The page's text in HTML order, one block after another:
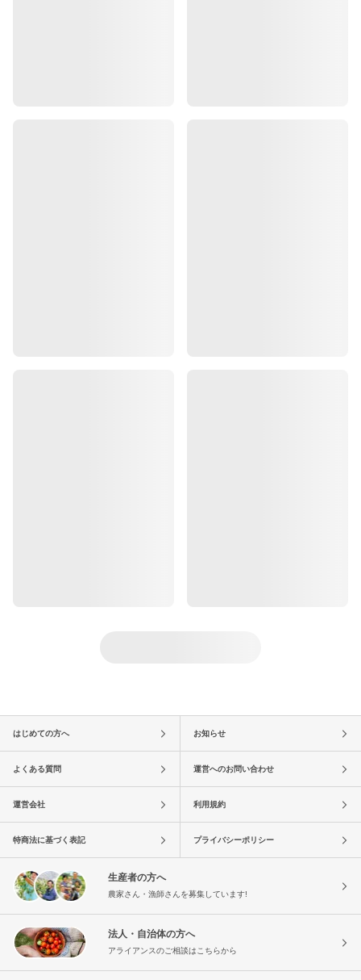
はじめての方へ お知らせ
よくある質問 運営へのお問い合わせ
運営会社 利用規約
特商法に基づく表記 プライバシーポリシー
生産者の方へ
農家さん・漁師さんを募集しています!
法人・自治体の方へ
アライアンスのご相談はこちらから